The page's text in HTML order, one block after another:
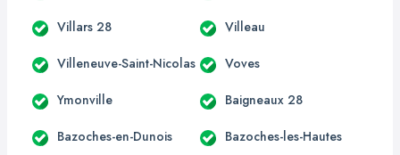
Villars 28 Villeau
Villeneuve-Saint-Nicolas Voves
Ymonville Baigneaux 28
Bazoches-en-Dunois Bazoches-les-Hautes